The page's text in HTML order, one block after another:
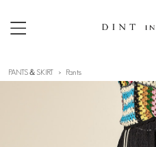
PANTS＆SKIRT Pants